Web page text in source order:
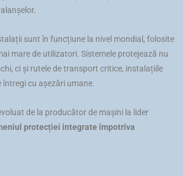
sunt în funcțiune la nivel mondial, folosite
mare de utilizatori. Sistemele protejează nu
ci și rutele de transport critice, instalațiile
întregi cu așezări umane.
de la producător de mașini la lider
protecției integrate împotriva